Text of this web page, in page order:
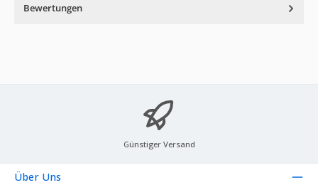
Bewertungen
Günstiger Versand
Über Uns